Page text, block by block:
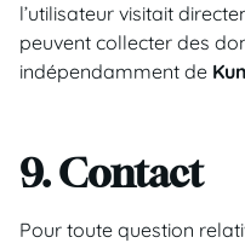
l’utilisateur visitait
peuvent collecter des
indépendamment de
9. Contact
Pour toute question